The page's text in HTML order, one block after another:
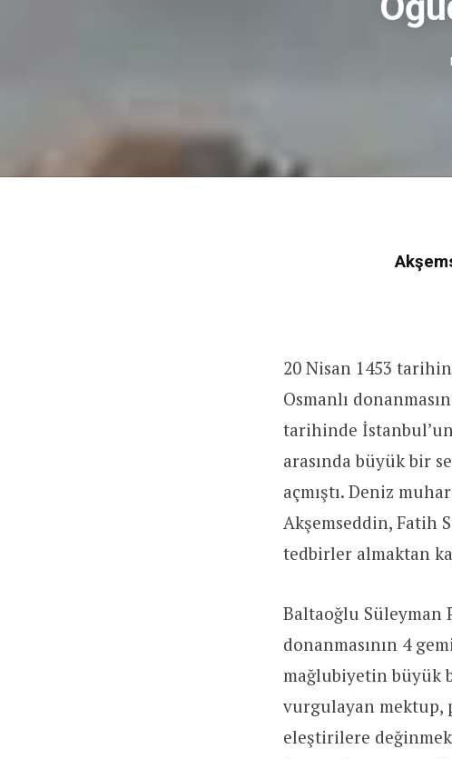
20 Nisan 1453
Osmanlı
tarihinde
arasında büyük bir
açmıştı. Deniz
Akşemseddin, Fatih
tedbirler almaktan
Baltaoğlu Süleyman
donanmasının 4
mağlubiyetin büyük
vurgulayan mektup,
eleştirilere